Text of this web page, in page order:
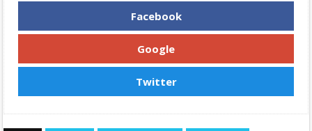
Facebook
Google
Twitter